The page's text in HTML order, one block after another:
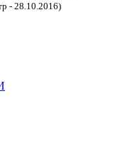
- 28.10.2016)